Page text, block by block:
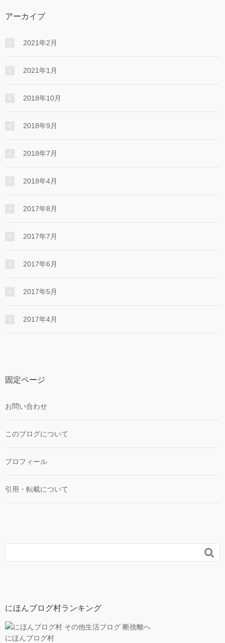
アーカイブ
2021年2月
2021年1月
2018年10月
2018年9月
2018年7月
2018年4月
2017年8月
2017年7月
2017年6月
2017年5月
2017年4月
固定ページ
お問い合わせ
このブログについて
プロフィール
引用・転載について

にほんブログ村ランキング
にほんブログ村